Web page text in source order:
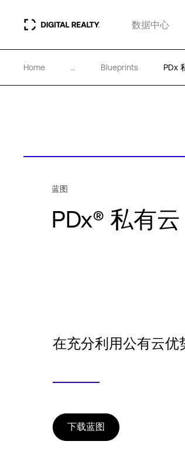
数据中心
Home ... Blueprints PDx
蓝图
PDx® 私有云
在充分利用公有云优
下载蓝图